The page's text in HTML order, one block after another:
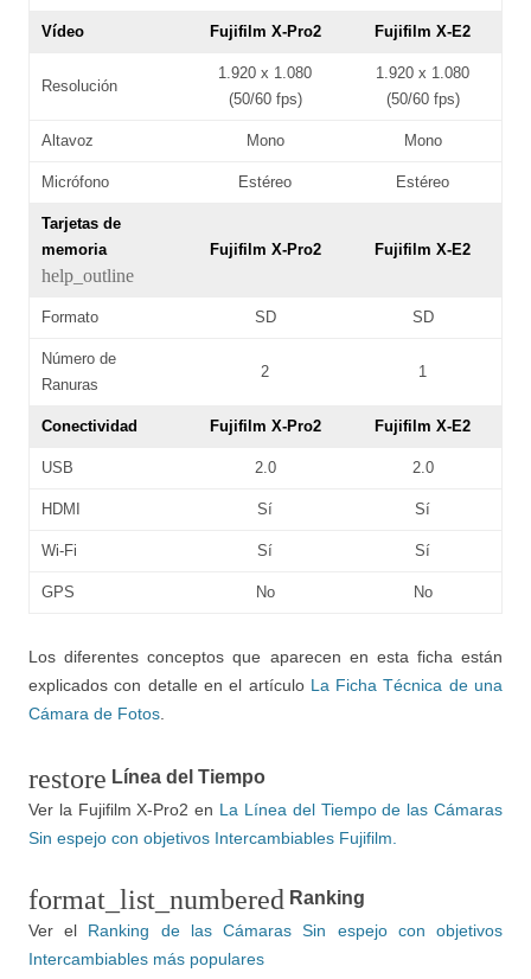
Vídeo Fujifilm X-Pro2 Fujifilm X-E2
Resolución
1.920 x 1.080
(50/60 fps)
1.920 x 1.080
(50/60 fps)
Altavoz Mono Mono
Micrófono Estéreo Estéreo
Tarjetas de
memoria
help_outline
Fujifilm X-Pro2 Fujifilm X-E2
Formato SD SD
Número de
Ranuras
2 1
Conectividad Fujifilm X-Pro2 Fujifilm X-E2
USB 2.0 2.0
HDMI Sí Sí
Wi-Fi Sí Sí
GPS No No
Los diferentes conceptos que aparecen en esta ficha están
explicados con detalle en el artículo La Ficha Técnica de una
Cámara de Fotos
restore Línea del Tiempo
Ver la Fujifilm X-Pro2 en La Línea del Tiempo de las Cámaras
Sin espejo con objetivos Intercambiables Fujifilm.
format_list_numbered Ranking
Ver el Ranking de las Cámaras Sin espejo con objetivos
Intercambiables más populares